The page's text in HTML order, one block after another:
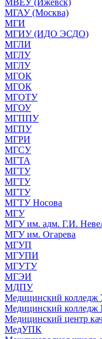
МГАУ (Москва)
МГИ
МГИУ (ИДО ЭСДО)
МГЛИ
МГЛУ
МГЛУ
МГОК
МГОК
МГОТУ
МГОУ
МГППУ
МГПУ
МГРИ
МГСУ
МГТА
МГТУ
МГТУ
МГТУ
МГТУ Носова
МГУ
МГУ им. адм. Г.И.
МГУ им. Огарева
МГУП
МГУПИ
МГУТУ
МГЭИ
МДПУ
Медицинский колледж
Медицинский колледж
Медицинский центр
МедУПК